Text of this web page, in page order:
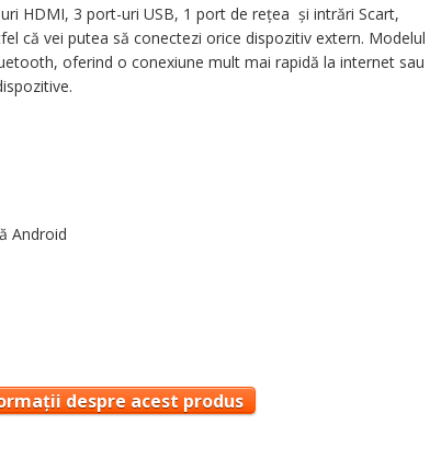
HDMI, 3 port-uri USB, 1 port de rețea și intrări Scart,
că vei putea să conectezi orice dispozitiv extern. Modelul
oferind o conexiune mult mai rapidă la internet sau
Android
despre acest produs